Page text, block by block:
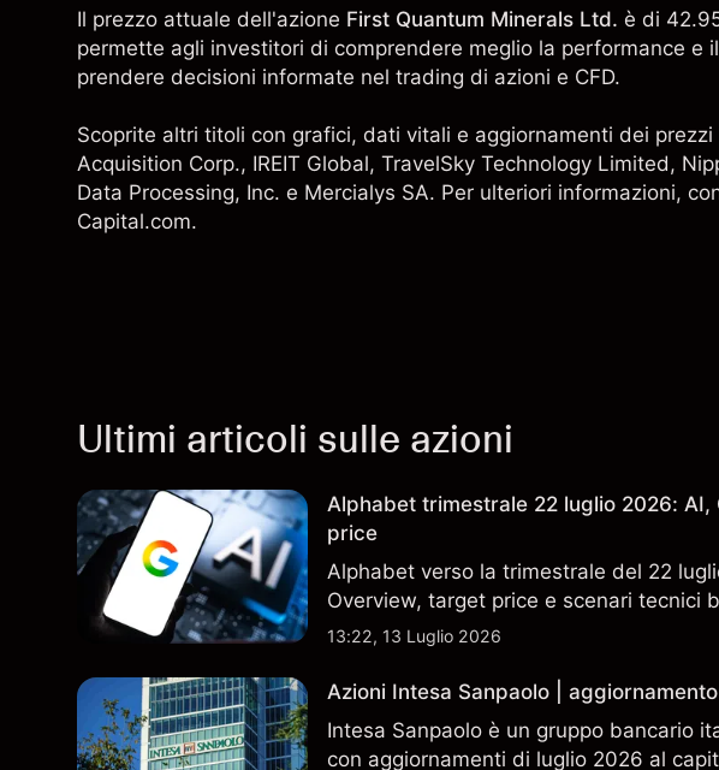
Il prezzo attuale dell'azione First Quantum Minerals Ltd. è di
permette agli investitori di comprendere meglio la performance e
prendere decisioni informate nel trading di azioni e CFD.
Scoprite altri titoli con grafici, dati vitali e aggiornamenti dei
Acquisition Corp., IREIT Global, TravelSky Technology Limited,
Data Processing, Inc. e Mercialys SA. Per ulteriori informazioni,
Capital.com.
Ultimi articoli sulle azioni
Alphabet trimestrale 22 luglio 2026:
price
Alphabet verso la trimestrale del 22
Overview, target price e scenari tecnici
13:22, 13 Luglio 2026
Azioni Intesa Sanpaolo |
Intesa Sanpaolo è un gruppo bancario
con aggiornamenti di luglio 2026 al